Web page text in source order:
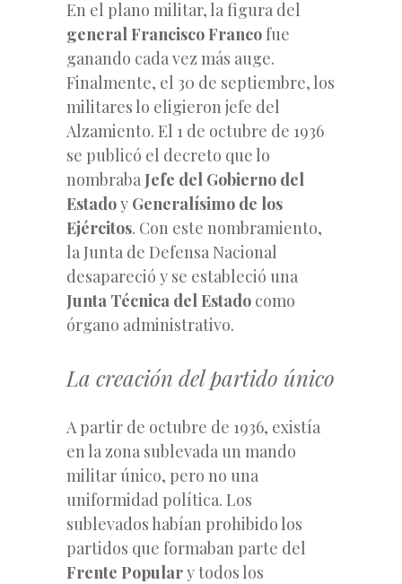
En el plano militar, la figura del
general Francisco Francofue
ganando cada vez más auge.
Finalmente, el 30 de septiembre, los
militares lo eligieron jefe del
Alzamiento. El 1 de octubre de 1936
se publicó el decreto que lo
nombraba Jefe del Gobierno del
Estadoy Generalísimo de los
Ejércitos. Con este nombramiento,
la Junta de Defensa Nacional
desapareció y se estableció una
Junta Técnica del Estado como
órgano administrativo.
La creación del partido único
A partir de octubre de 1936, existía
en la zona sublevada un mando
militar único, pero no una
uniformidad política. Los
sublevados habían prohibido los
partidos que formaban parte del
Frente Populary todos los